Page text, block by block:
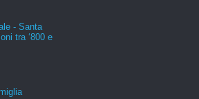
- Santa
tra ‘800 e